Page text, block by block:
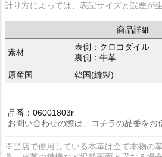
計り方によっては、表記サイズと誤差が
商品詳細
素材
表側：クロコダイル
裏側：牛革
原産国
韓国(縫製)
品番：06001803r
お問い合わせの際は、コチラの品番をお
※当店で使用している本革は全て本物の